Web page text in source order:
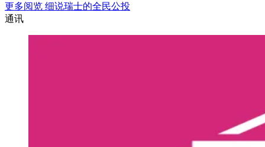
更多阅览 细说瑞士的全民公投
通讯